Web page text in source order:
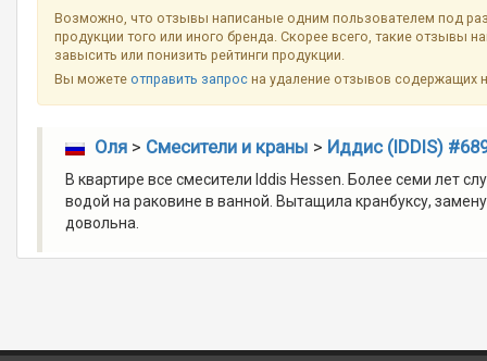
Возможно, что отзывы написаные одним пользователем под
продукции того или иного бренда. Скорее всего, такие отзывы
завысить или понизить рейтинги продукции.
Вы можетеотправить запрос на удаление отзывов
Оля> Смесители и краны > Иддис (IDDIS)
В квартире все смесители Iddis Hessen. Более семи лет
водой на раковине в ванной. Вытащила кранбуксу,
довольна.